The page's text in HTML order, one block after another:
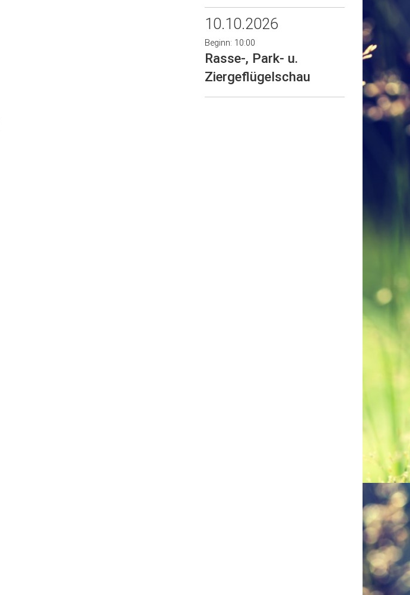
10.10.2026
Beginn: 10:00
Rasse-, Park- u.
Ziergeflügelschau